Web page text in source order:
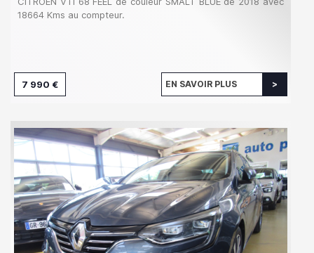
18664 Kms au compteur.
7 990 € EN SAVOIR PLUS